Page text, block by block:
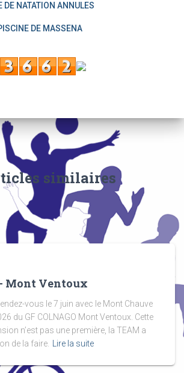
DE NATATION ANNULES
DE MASSENA
similaires
Mont Ventoux
vous le 7 juin avec le Mont Chauve
du GF COLNAGO Mont Ventoux. Cette
n’est pas une première, la TEAM a
de la faire.
Lire la suite